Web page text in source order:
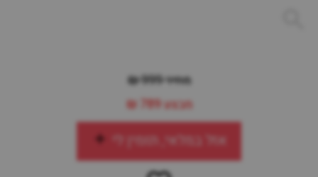
מחיר 999 ₪
מבצע789 ₪
אזל במלאי, תזמין לי